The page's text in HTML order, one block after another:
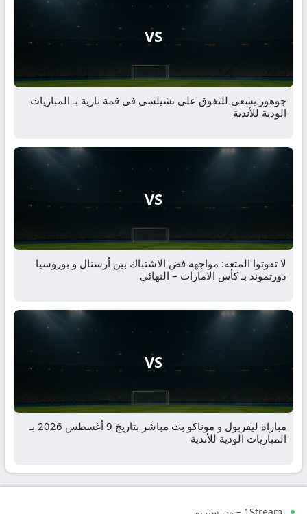
VS
جوهور يسعى للتفوق على تشيلسي في قمة نارية بـ المباريات
الودية للأندية
VS
لا تفوتوا المتعة: مواجهة فض الاشتباك بين أرسنال و بوروسيا
دورتموند بـ كأس الامارات – النهائي
VS
مباراة ليفربول و موناكو بث مباشر بتاريخ 9 أغسطس 2026 بـ
المباريات الودية للأندية